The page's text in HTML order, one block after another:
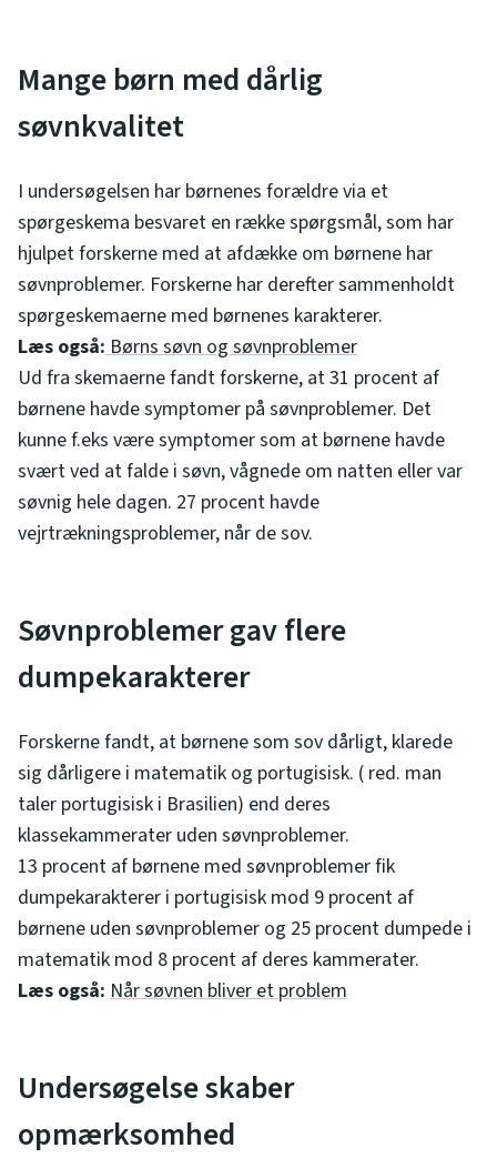
Mange børn med dårlig
søvnkvalitet
I undersøgelsen har børnenes forældre via et
spørgeskema besvaret en række spørgsmål, som har
hjulpet forskerne med at afdække om børnene har
søvnproblemer. Forskerne har derefter sammenholdt
spørgeskemaerne med børnenes karakterer.
Læs også: Børns søvn og søvnproblemer
Ud fra skemaerne fandt forskerne, at 31 procent af
børnene havde symptomer på søvnproblemer. Det
kunne f.eks være symptomer som at børnene havde
svært ved at falde i søvn, vågnede om natten eller var
søvnig hele dagen. 27 procent havde
vejrtrækningsproblemer, når de sov.
Søvnproblemer gav flere
dumpekarakterer
Forskerne fandt, at børnene som sov dårligt, klarede
sig dårligere i matematik og portugisisk. ( red. man
taler portugisisk i Brasilien) end deres
klassekammerater uden søvnproblemer.
13 procent af børnene med søvnproblemer fik
dumpekarakterer i portugisisk mod 9 procent af
børnene uden søvnproblemer og 25 procent dumpede i
matematik mod 8 procent af deres kammerater.
Læs også: Når søvnen bliver et problem
Undersøgelse skaber
opmærksomhed